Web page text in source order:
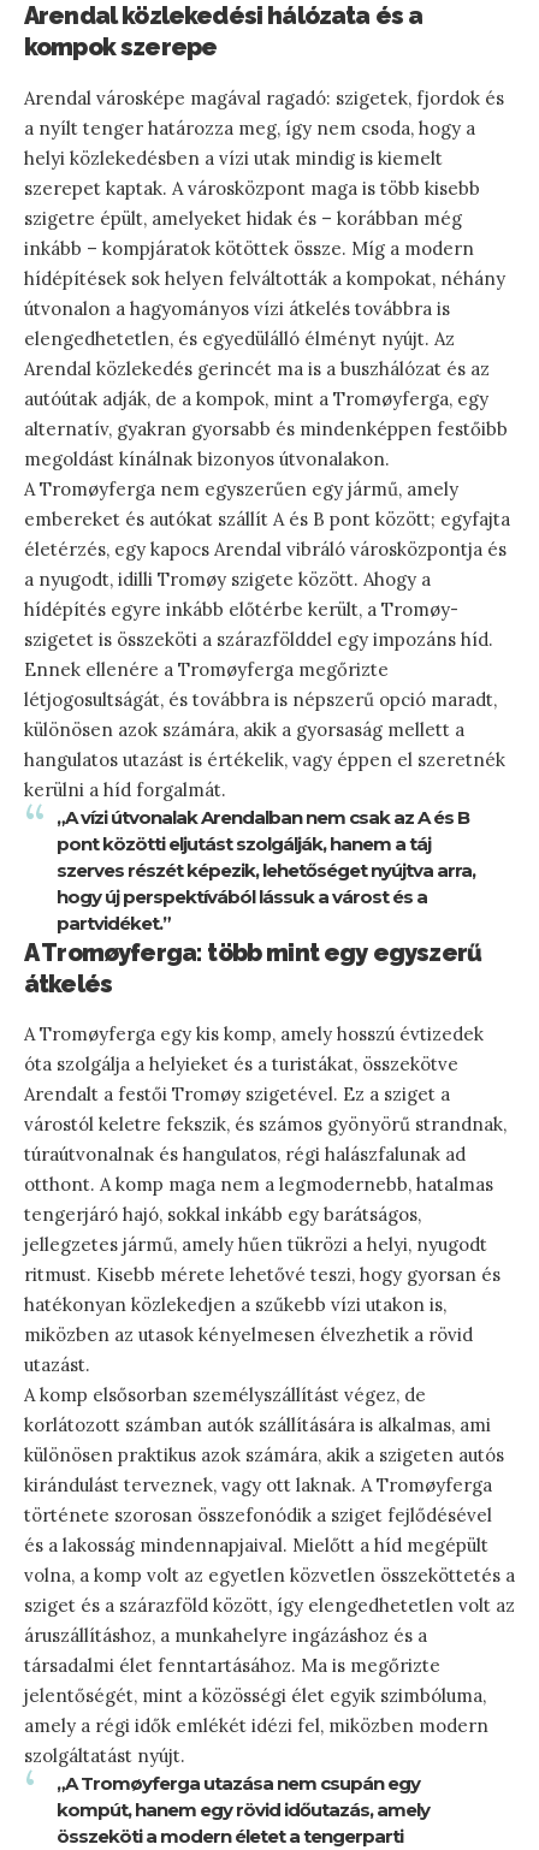
Arendal közlekedési hálózata és a
kompok szerepe
Arendal városképe magával ragadó: szigetek, fjordok és
a nyílt tenger határozza meg, így nem csoda, hogy a
helyi közlekedésben a vízi utak mindig is kiemelt
szerepet kaptak. A városközpont maga is több kisebb
szigetre épült, amelyeket hidak és – korábban még
inkább – kompjáratok kötöttek össze. Míg a modern
hídépítések sok helyen felváltották a kompokat, néhány
útvonalon a hagyományos vízi átkelés továbbra is
elengedhetetlen, és egyedülálló élményt nyújt. Az
Arendal közlekedés gerincét ma is a buszhálózat és az
autóútak adják, de a kompok, mint a Tromøyferga, egy
alternatív, gyakran gyorsabb és mindenképpen festőibb
megoldást kínálnak bizonyos útvonalakon.
A Tromøyferga nem egyszerűen egy jármű, amely
embereket és autókat szállít A és B pont között; egyfajta
életérzés, egy kapocs Arendal vibráló városközpontja és
a nyugodt, idilli Tromøy szigete között. Ahogy a
hídépítés egyre inkább előtérbe került, a Tromøy-
szigetet is összeköti a szárazfölddel egy impozáns híd.
Ennek ellenére a Tromøyferga megőrizte
létjogosultságát, és továbbra is népszerű opció maradt,
különösen azok számára, akik a gyorsaság mellett a
hangulatos utazást is értékelik, vagy éppen el szeretnék
kerülni a híd forgalmát.
„A vízi útvonalak Arendalban nem csak az A és B
pont közötti eljutást szolgálják, hanem a táj
szerves részét képezik, lehetőséget nyújtva arra,
hogy új perspektívából lássuk a várost és a
partvidéket.”
A Tromøyferga: több mint egy egyszerű
átkelés
A Tromøyferga egy kis komp, amely hosszú évtizedek
óta szolgálja a helyieket és a turistákat, összekötve
Arendalt a festői Tromøy szigetével. Ez a sziget a
várostól keletre fekszik, és számos gyönyörű strandnak,
túraútvonalnak és hangulatos, régi halászfalunak ad
otthont. A komp maga nem a legmodernebb, hatalmas
tengerjáró hajó, sokkal inkább egy barátságos,
jellegzetes jármű, amely hűen tükrözi a helyi, nyugodt
ritmust. Kisebb mérete lehetővé teszi, hogy gyorsan és
hatékonyan közlekedjen a szűkebb vízi utakon is,
miközben az utasok kényelmesen élvezhetik a rövid
utazást.
A komp elsősorban személyszállítást végez, de
korlátozott számban autók szállítására is alkalmas, ami
különösen praktikus azok számára, akik a szigeten autós
kirándulást terveznek, vagy ott laknak. A Tromøyferga
története szorosan összefonódik a sziget fejlődésével
és a lakosság mindennapjaival. Mielőtt a híd megépült
volna, a komp volt az egyetlen közvetlen összeköttetés a
sziget és a szárazföld között, így elengedhetetlen volt az
áruszállításhoz, a munkahelyre ingázáshoz és a
társadalmi élet fenntartásához. Ma is megőrizte
jelentőségét, mint a közösségi élet egyik szimbóluma,
amely a régi idők emlékét idézi fel, miközben modern
szolgáltatást nyújt.
„A Tromøyferga utazása nem csupán egy
kompút, hanem egy rövid időutazás, amely
összeköti a modern életet a tengerparti